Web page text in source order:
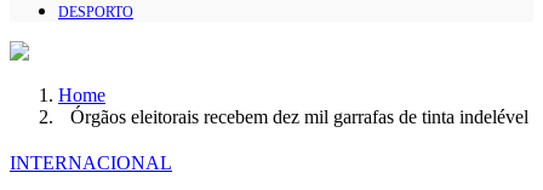
DESPORTO
Home
Órgãos eleitorais recebem dez mil garrafas de tinta indelével
INTERNACIONAL